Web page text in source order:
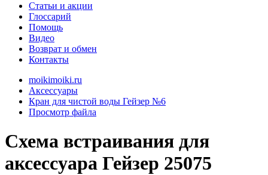
Статьи и акции
Глоссарий
Помощь
Видео
Возврат и обмен
Контакты
moikimoiki.ru
Аксессуары
Кран для чистой воды Гейзер №6
Просмотр файла
Схема встраивания для
аксессуара Гейзер 25075